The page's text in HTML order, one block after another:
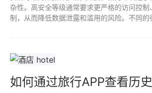
杂性。高安全等级通常要求更严格的访问控
制，从而降低数据泄露和滥用的风险。不同的
如何通过旅行APP查看历